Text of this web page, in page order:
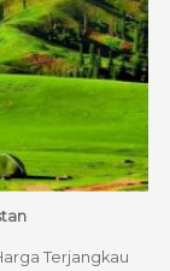
Terjangkau